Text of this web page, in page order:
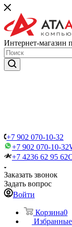
Интернет-магазин
+7 902 070-10-32
+7 902 070-10-32
+7 4236 62 95 62
Заказать звонок
Задать вопрос
Войти
Корзина0